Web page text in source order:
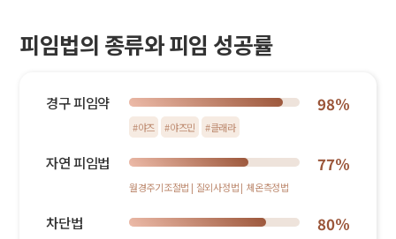
피임법의 종류와 피임 성공률
경구 피임약
#야즈 #야즈민 #클래라
98%
자연 피임법
월경주기조절법 | 질외사정법 | 체온측정법
77%
차단법 80%